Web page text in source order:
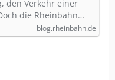
den Verkehr einer
die Rheinbahn…
blog.rheinbahn.de